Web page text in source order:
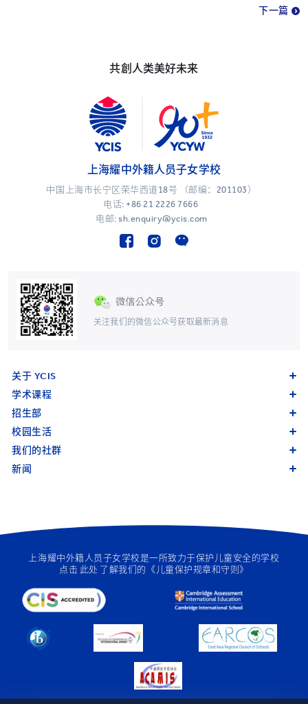
下一篇
共創人类美好未来
关注我们的微信公众号获取最新消息
上海耀中外籍人员子女学校
中国上海市长宁区荣华西道18号 （邮编：201103）
电话: +86 21 2226 7666
电邮: sh.enquiry@ycis.com
关于 YCIS
学术课程
招生部
校园生活
我们的社群
新闻
上海耀中外籍人员子女学校是一所致力于保护儿童安全的学校
点击 此处 了解我们的《儿童保护规章和守则》